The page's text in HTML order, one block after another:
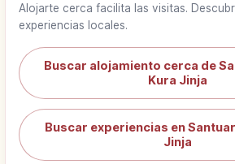
Alojarte cerca facilita las visitas.
experiencias locales.
Buscar alojamiento cerca de
Kura Jinja
Buscar experiencias en
Jinja